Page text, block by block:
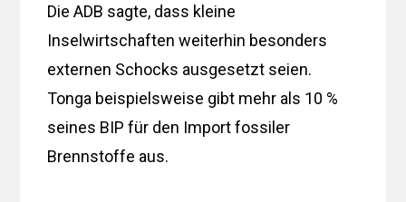
Die ADB sagte, dass kleine
Inselwirtschaften weiterhin besonders
externen Schocks ausgesetzt seien.
Tonga beispielsweise gibt mehr als 10 %
seines BIP für den Import fossiler
Brennstoffe aus.